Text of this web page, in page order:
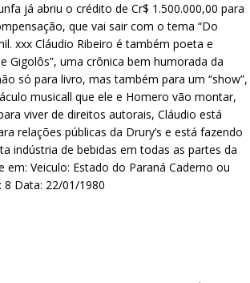
já abriu o crédito de Cr$ 1.500.000,00 para
que vai sair com o tema “Do
xxx Cláudio Ribeiro é também poeta e
Gigolôs”, uma crônica bem humorada da
só para livro, mas também para um “show”,
musicall que ele e Homero vão montar,
viver de direitos autorais, Cláudio está
relações públicas da Drury’s e está fazendo
indústria de bebidas em todas as partes da
Veiculo: Estado do Paraná Caderno ou
8 Data: 22/01/1980